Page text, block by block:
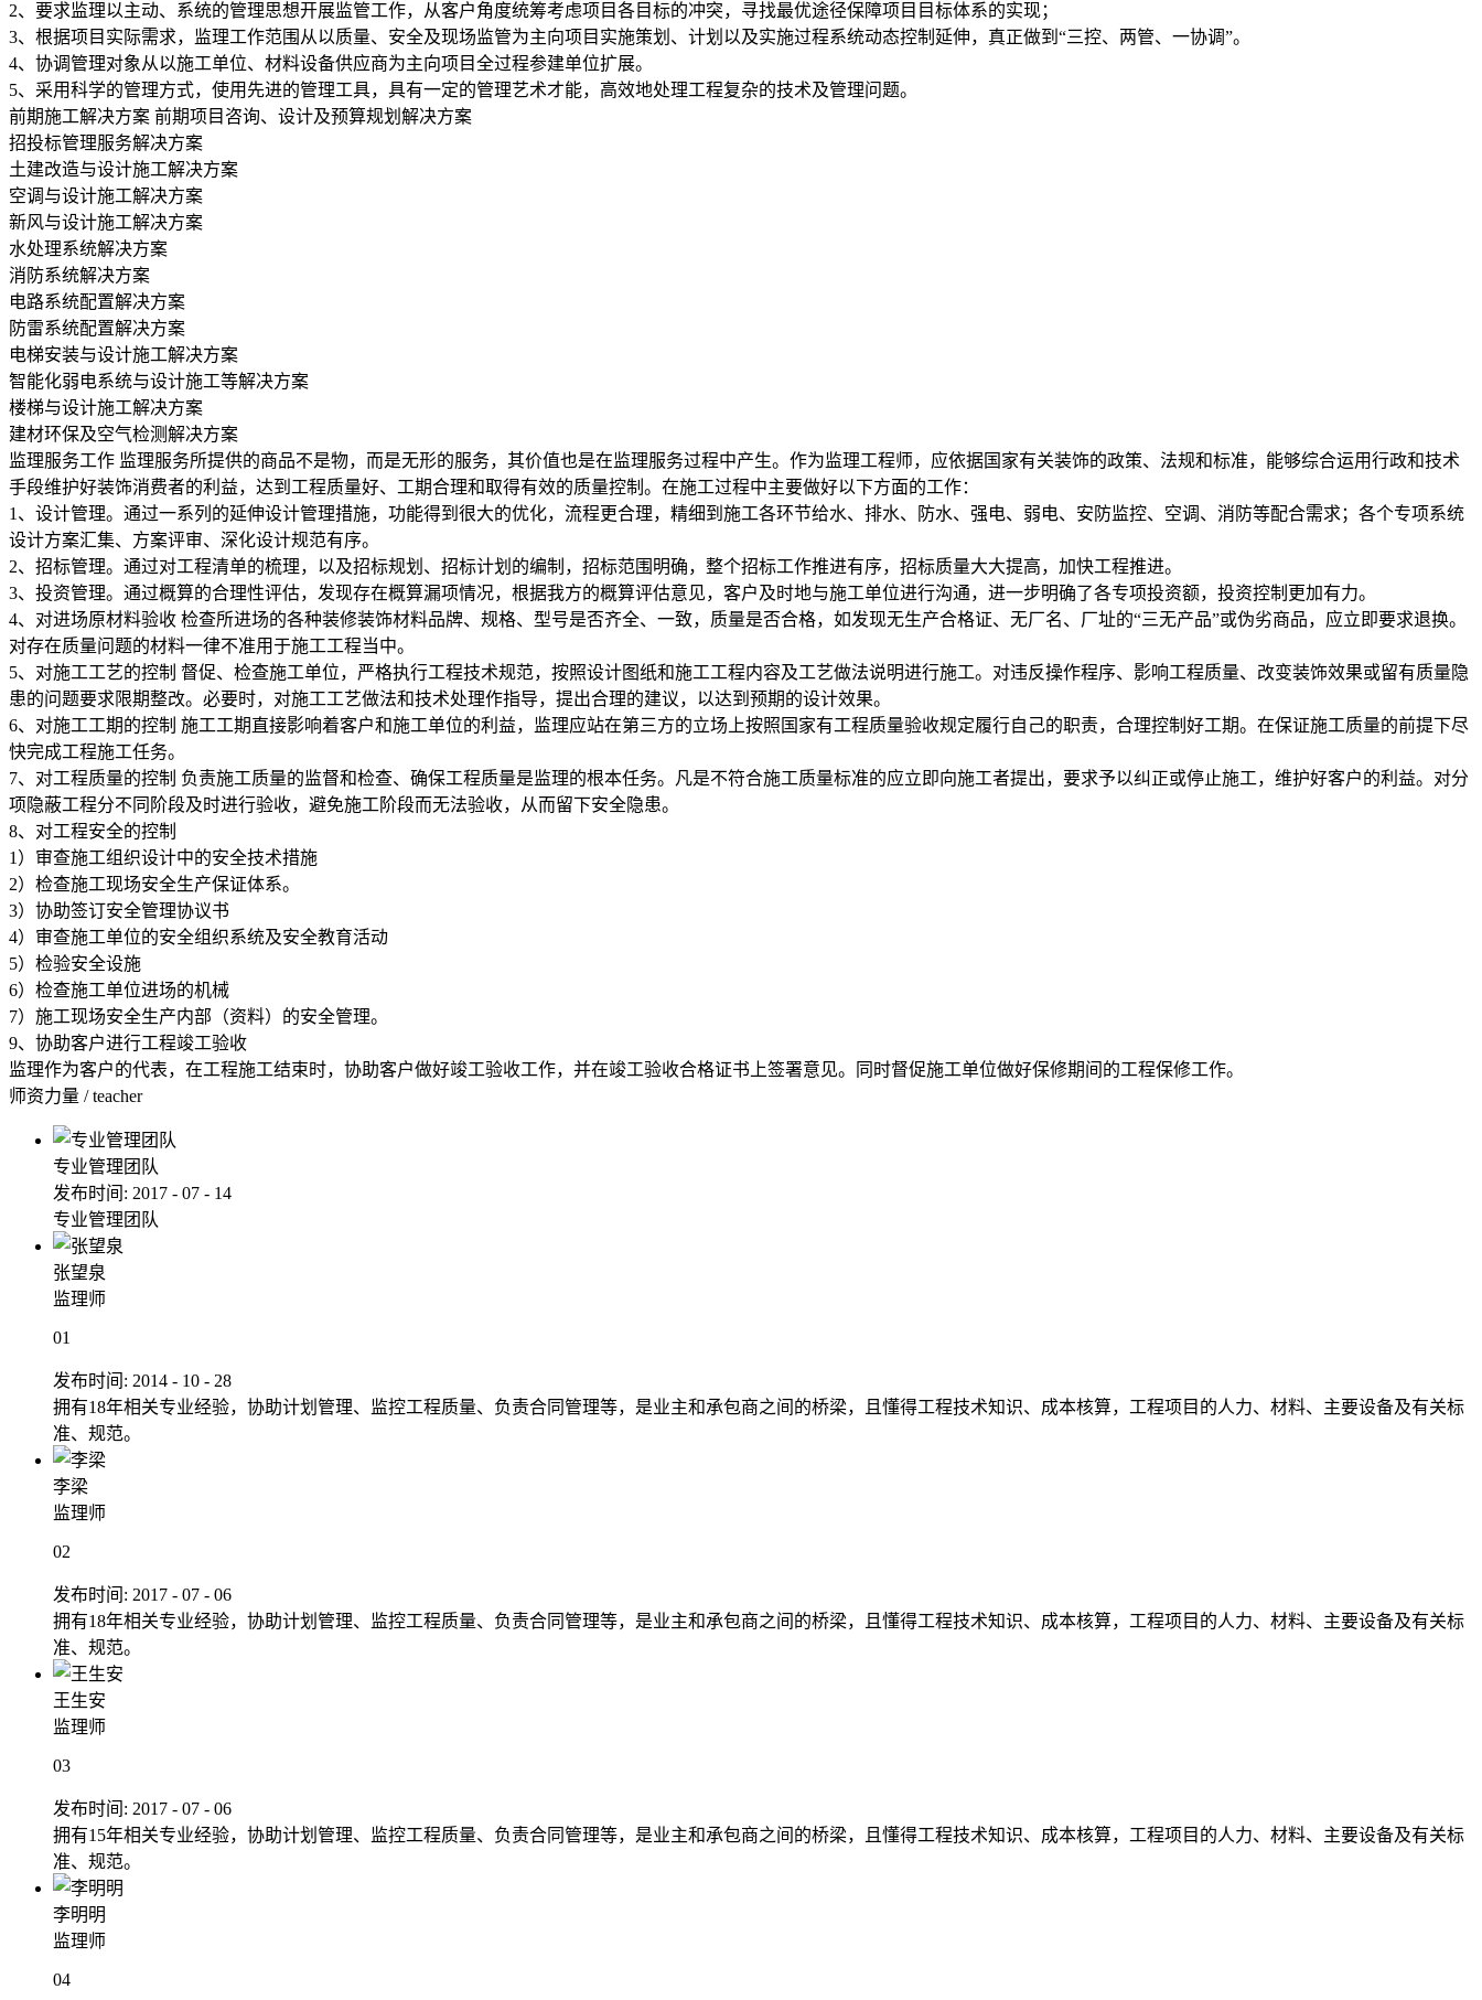
2、要求监理以主动、系统的管理思想开展监管工作，从客户角度统筹考虑项目各目标的冲突，寻找最优途径保障项目目标体系的实现；
3、根据项目实际需求，监理工作范围从以质量、安全及现场监管为主向项目实施策划、计划以及实施过程系统动态控制延伸，真正做到“三控、两管、一协调”。
4、协调管理对象从以施工单位、材料设备供应商为主向项目全过程参建单位扩展。
5、采用科学的管理方式，使用先进的管理工具，具有一定的管理艺术才能，高效地处理工程复杂的技术及管理问题。
前期施工解决方案 前期项目咨询、设计及预算规划解决方案
招投标管理服务解决方案
土建改造与设计施工解决方案
空调与设计施工解决方案
新风与设计施工解决方案
水处理系统解决方案
消防系统解决方案
电路系统配置解决方案
防雷系统配置解决方案
电梯安装与设计施工解决方案
智能化弱电系统与设计施工等解决方案
楼梯与设计施工解决方案
建材环保及空气检测解决方案
监理服务工作 监理服务所提供的商品不是物，而是无形的服务，其价值也是在监理服务过程中产生。作为监理工程师，应依据国家有关装饰的政策、法规和标准，能够综合运用行政和技术
手段维护好装饰消费者的利益，达到工程质量好、工期合理和取得有效的质量控制。在施工过程中主要做好以下方面的工作：
1、设计管理。通过一系列的延伸设计管理措施，功能得到很大的优化，流程更合理，精细到施工各环节给水、排水、防水、强电、弱电、安防监控、空调、消防等配合需求；各个专项系统
设计方案汇集、方案评审、深化设计规范有序。
2、招标管理。通过对工程清单的梳理，以及招标规划、招标计划的编制，招标范围明确，整个招标工作推进有序，招标质量大大提高，加快工程推进。
3、投资管理。通过概算的合理性评估，发现存在概算漏项情况，根据我方的概算评估意见，客户及时地与施工单位进行沟通，进一步明确了各专项投资额，投资控制更加有力。
4、对进场原材料验收 检查所进场的各种装修装饰材料品牌、规格、型号是否齐全、一致，质量是否合格，如发现无生产合格证、无厂名、厂址的“三无产品”或伪劣商品，应立即要求退换。
对存在质量问题的材料一律不准用于施工工程当中。
5、对施工工艺的控制 督促、检查施工单位，严格执行工程技术规范，按照设计图纸和施工工程内容及工艺做法说明进行施工。对违反操作程序、影响工程质量、改变装饰效果或留有质量隐
患的问题要求限期整改。必要时，对施工工艺做法和技术处理作指导，提出合理的建议，以达到预期的设计效果。
6、对施工工期的控制 施工工期直接影响着客户和施工单位的利益，监理应站在第三方的立场上按照国家有工程质量验收规定履行自己的职责，合理控制好工期。在保证施工质量的前提下尽
快完成工程施工任务。
7、对工程质量的控制 负责施工质量的监督和检查、确保工程质量是监理的根本任务。凡是不符合施工质量标准的应立即向施工者提出，要求予以纠正或停止施工，维护好客户的利益。对分
项隐蔽工程分不同阶段及时进行验收，避免施工阶段而无法验收，从而留下安全隐患。
8、对工程安全的控制
1）审查施工组织设计中的安全技术措施
2）检查施工现场安全生产保证体系。
3）协助签订安全管理协议书
4）审查施工单位的安全组织系统及安全教育活动
5）检验安全设施
6）检查施工单位进场的机械
7）施工现场安全生产内部（资料）的安全管理。
9、协助客户进行工程竣工验收
监理作为客户的代表，在工程施工结束时，协助客户做好竣工验收工作，并在竣工验收合格证书上签署意见。同时督促施工单位做好保修期间的工程保修工作。
师资力量 / teacher
专业管理团队
发布时间: 2017 - 07 - 14
专业管理团队
张望泉
监理师
01
发布时间: 2014 - 10 - 28
拥有18年相关专业经验，协助计划管理、监控工程质量、负责合同管理等，是业主和承包商之间的桥梁，且懂得工程技术知识、成本核算，工程项目的人力、材料、主要设备及有关标
准、规范。
李梁
监理师
02
发布时间: 2017 - 07 - 06
拥有18年相关专业经验，协助计划管理、监控工程质量、负责合同管理等，是业主和承包商之间的桥梁，且懂得工程技术知识、成本核算，工程项目的人力、材料、主要设备及有关标
准、规范。
王生安
监理师
03
发布时间: 2017 - 07 - 06
拥有15年相关专业经验，协助计划管理、监控工程质量、负责合同管理等，是业主和承包商之间的桥梁，且懂得工程技术知识、成本核算，工程项目的人力、材料、主要设备及有关标
准、规范。
李明明
监理师
04